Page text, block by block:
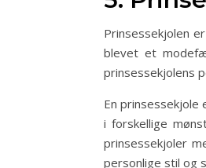
Prinsessekjolen
blevet et
prinsessekjolens
En
i forskellige
prinsessekjoler
personlige stil og